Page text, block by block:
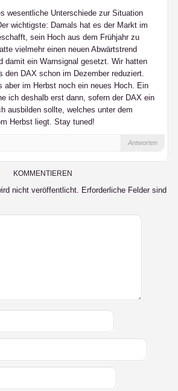
wesentliche Unterschiede zur Situation
wichtigste: Damals hat es der Markt im
sein Hoch aus dem Frühjahr zu
vielmehr einen neuen Abwärtstrend
damit ein Warnsignal gesetzt. Wir hatten
den DAX schon im Dezember reduziert.
aber im Herbst noch ein neues Hoch. Ein
ich deshalb erst dann, sofern der DAX ein
ausbilden sollte, welches unter dem
Herbst liegt. Stay tuned!
Antworten
KOMMENTIEREN
nicht veröffentlicht. Erforderliche Felder sind